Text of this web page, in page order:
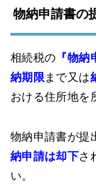
物納申請書の
相続税の 『物納
納期限 まで又は
おける住所地を
物納申請書が提
納申請は却下さ
い。